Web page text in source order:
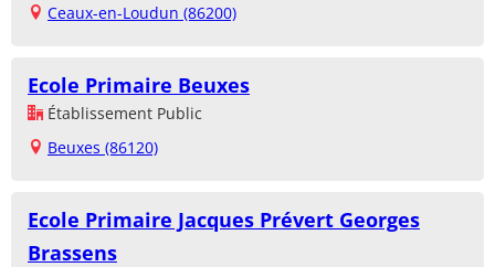
Ceaux-en-Loudun (86200)
Ecole Primaire Beuxes
Établissement Public
Beuxes (86120)
Ecole Primaire Jacques Prévert Georges
Brassens